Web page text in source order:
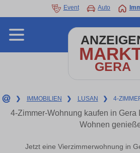
Event Auto
GERA
❯ IMMOBILIEN ❯ LUSAN ❯ 4-
4-Zimmer-Wohnung kaufen in Gera
Wohnen
Jetzt eine Vierzimmerwohnung in